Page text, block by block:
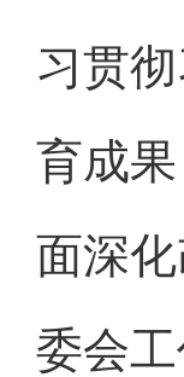
习贯
育成
面深
委会